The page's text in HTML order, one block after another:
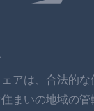
アは、合法的
まいの地域の